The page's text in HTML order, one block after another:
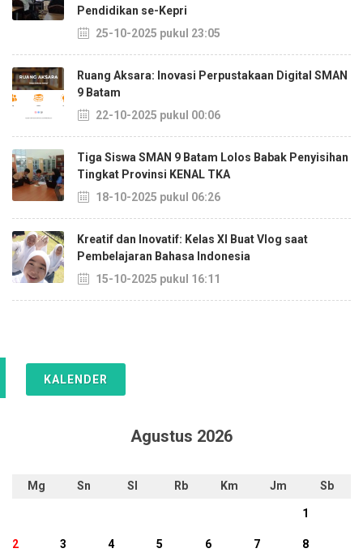
Pendidikan se-Kepri
25-10-2025 pukul 23:05
Ruang Aksara: Inovasi Perpustakaan Digital SMAN
9 Batam
22-10-2025 pukul 00:06
Tiga Siswa SMAN 9 Batam Lolos Babak Penyisihan
Tingkat Provinsi KENAL TKA
18-10-2025 pukul 06:26
Kreatif dan Inovatif: Kelas XI Buat Vlog saat
Pembelajaran Bahasa Indonesia
15-10-2025 pukul 16:11
KALENDER
Agustus 2026
Mg Sn Sl Rb Km Jm Sb
1
2 3 4 5 6 7 8